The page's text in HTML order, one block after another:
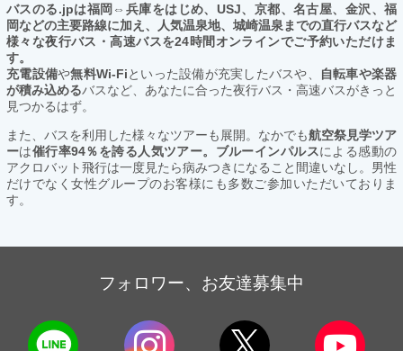
バスのる.jpは福岡⇔兵庫をはじめ、USJ、京都、名古屋、金沢、福
岡などの主要路線に加え、人気温泉地、城崎温泉までの直行バスなど
様々な夜行バス・高速バスを24時間オンラインでご予約いただけま
す。
充電設備や無料Wi-Fiといった設備が充実したバスや、
自転車や楽器
が積み込めるバスなど、あなたに合った夜行バス・高速バスがきっと
見つかるはず。
また、バスを利用した様々なツアーも展開。なかでも航空祭見学ツア
ーは催行率94％を誇る人気ツアー。ブルーインパルスによる感動の
アクロバット飛行は一度見たら病みつきになること間違いなし。男性
だけでなく女性グループのお客様にも多数ご参加いただいておりま
す。
フォロワー、お友達募集中